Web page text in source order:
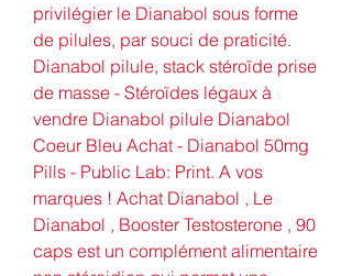
privilégier le Dianabol sous forme
de pilules, par souci de praticité.
Dianabol pilule, stack stéroïde prise
de masse - Stéroïdes légaux à
vendre Dianabol pilule Dianabol
Coeur Bleu Achat - Dianabol 50mg
Pills - Public Lab: Print. A vos
marques ! Achat Dianabol , Le
Dianabol , Booster Testosterone , 90
caps est un complément alimentaire